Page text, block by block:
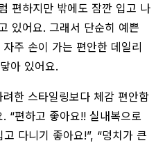
편하지만 밖에도 잠깐 입고 나
있어요. 그래서 단순히 예쁜
주 손이 가는 편안한 데일리
아 있어요.
한 스타일링보다 체감 편안함
“편하고 좋아요!! 실내복으로
다니기 좋아요!”, “덩치가 큰